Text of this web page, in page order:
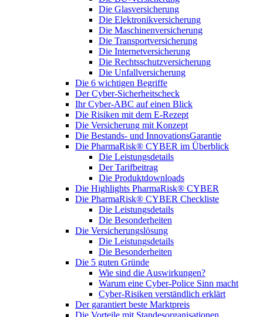
Die Glasversicherung
Die Elektronikversicherung
Die Maschinenversicherung
Die Transportversicherung
Die Internetversicherung
Die Rechtsschutzversicherung
Die Unfallversicherung
Die 6 wichtigen Begriffe
Der Cyber-Sicher­heits­check
Ihr Cyber-ABC auf einen Blick
Die Risiken mit dem E-Rezept
Die Versicherung mit Konzept
Die Bestands- und InnovationsGarantie
Die PharmaRisk® CYBER im Überblick
Die Leistungsdetails
Der Tarifbeitrag
Die Produktdownloads
Die Highlights PharmaRisk® CYBER
Die PharmaRisk® CYBER Checkliste
Die Leistungsdetails
Die Besonderheiten
Die Versicherungslösung
Die Leistungsdetails
Die Besonderheiten
Die 5 guten Gründe
Wie sind die Auswirkungen?
Warum eine Cyber-Police Sinn macht
Cyber-Risiken verständlich erklärt
Der garantiert beste Marktpreis
Die Vorteile mit Standesorganisationen